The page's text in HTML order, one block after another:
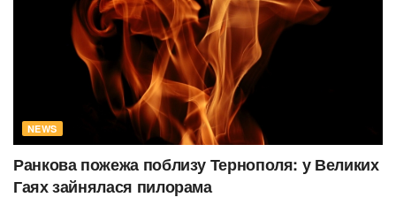
NEWS
Ранкова пожежа поблизу Тернополя: у Великих
Гаях зайнялася пилорама